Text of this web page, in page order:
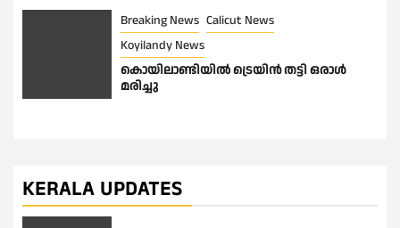
Breaking News Calicut News
Koyilandy News
കൊയിലാണ്ടിയിൽ ട്രെയിൻ തട്ടി ഒരാൾ
മരിച്ചു
KERALA UPDATES